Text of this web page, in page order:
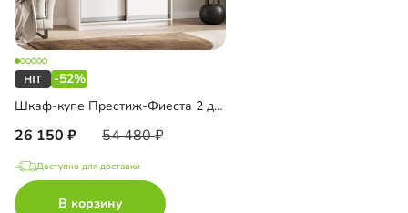
-52%
Шкаф-купе Престиж-Фиеста 2 двери
26 150 54 480
Доступно для доставки
В корзину